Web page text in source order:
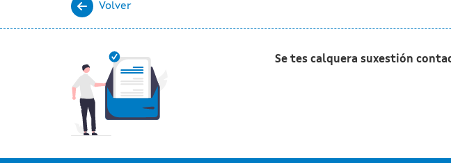
Volver
Se tes calquera suxestión